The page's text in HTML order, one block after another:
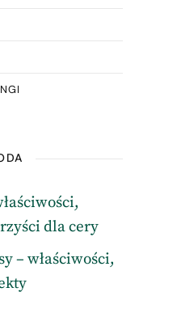
dla cery
– właściwości,